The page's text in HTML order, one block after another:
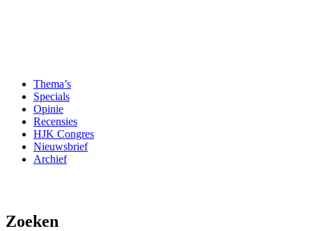
Thema’s
Specials
Opinie
Recensies
HJK Congres
Nieuwsbrief
Archief
Zoeken